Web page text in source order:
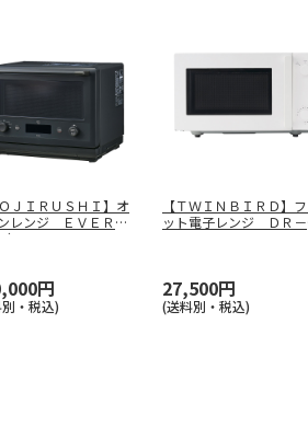
ＯＪＩＲＵＳＨＩ】オ
レンジ ＥＶＥＲＩ
スレ
円
・税込)
【ＴＷＩＮＢＩＲＤ】
ット電子レンジ ＤＲ－
27,500円
(送料別・税込)